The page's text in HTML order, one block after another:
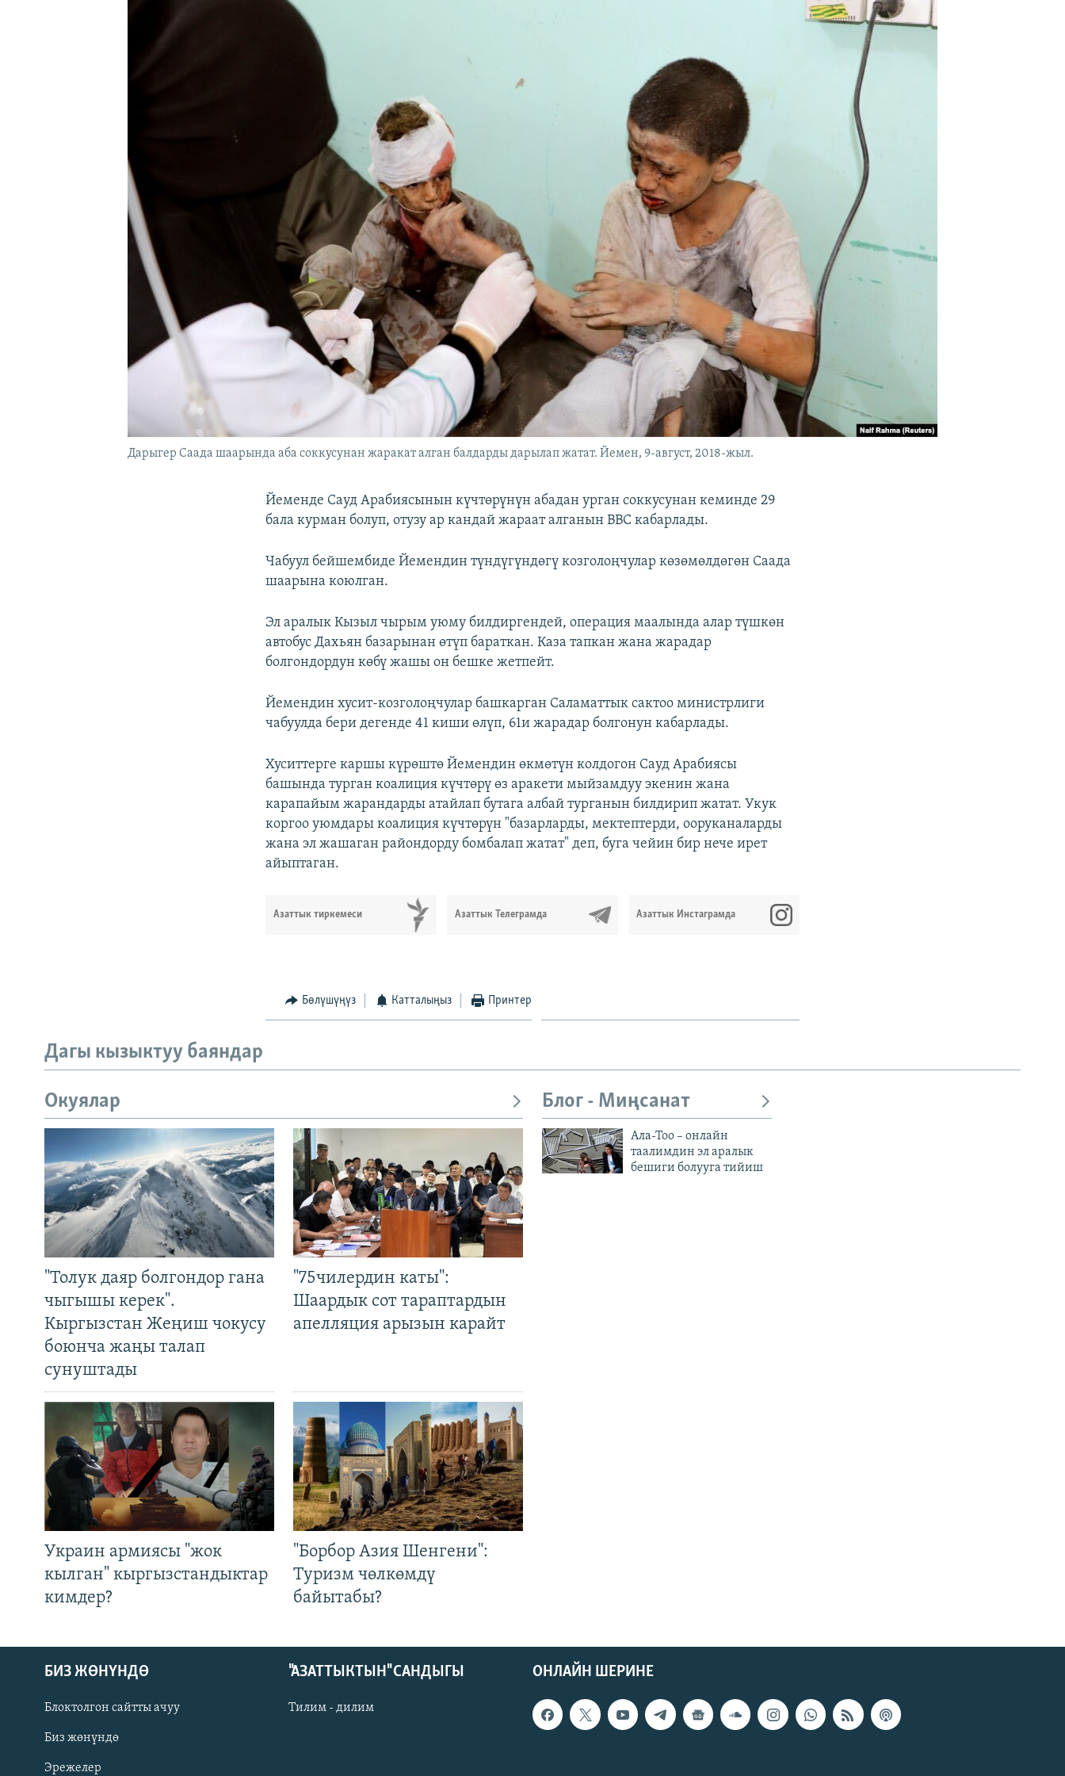
Русский
Дарыгер Саада шаарында аба соккусунан жаракат алган балдарды дарылап жатат. Йемен, 9-август, 2018-жыл.
Йеменде Сауд Арабиясынын күчтөрүнүн абадан урган соккусунан кеминде 29
бала курман болуп, отузу ар кандай жараат алганын ВВС кабарлады.
Чабуул бейшембиде Йемендин түндүгүндөгү козголоңчулар көзөмөлдөгөн Саада
шаарына коюлган.
Эл аралык Кызыл чырым уюму билдиргендей, операция маалында алар түшкөн
автобус Дахьян базарынан өтүп бараткан. Каза тапкан жана жарадар
болгондордун көбү жашы он бешке жетпейт.
Йемендин хусит-козголоңчулар башкарган Саламаттык сактоо министрлиги
чабуулда бери дегенде 41 киши өлүп, 61и жарадар болгонун кабарлады.
Хуситтерге каршы күрөштө Йемендин өкмөтүн колдогон Сауд Арабиясы
башында турган коалиция күчтөрү өз аракети мыйзамдуу экенин жана
карапайым жарандарды атайлап бутага албай турганын билдирип жатат. Укук
коргоо уюмдары коалиция күчтөрүн "базарларды, мектептерди, ооруканаларды
жана эл жашаган райондорду бомбалап жатат" деп, буга чейин бир нече ирет
айыптаган.
Азаттык тиркемеси Азаттык Телеграмда Азаттык Инстаграмда
Бөлүшүңүз Катталыңыз Принтер
Дагы кызыктуу баяндар
Окуялар
"Толук даяр болгондор гана
чыгышы керек".
Кыргызстан Жеңиш чокусу
боюнча жаңы талап
сунуштады
"75чилердин каты":
Шаардык сот тараптардын
апелляция арызын карайт
Украин армиясы "жок
кылган" кыргызстандыктар
кимдер?
"Борбор Азия Шенгени":
Туризм чөлкөмдү
байытабы?
Блог - Миңсанат
Ала-Тоо – онлайн
таалимдин эл аралык
бешиги болууга тийиш
ОНЛАЙН ШЕРИНЕ
БИЗ ЖӨНҮНДӨ
Блоктолгон сайтты ачуу
Биз жөнүндө
Эрежелер
"АЗАТТЫКТЫН" САНДЫГЫ
Тилим - дилим